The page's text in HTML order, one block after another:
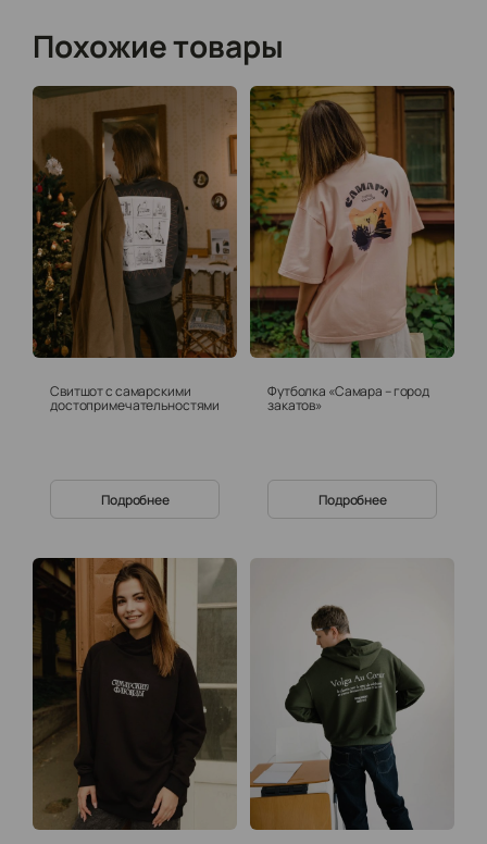
Похожие товары
Свитшот с самарскими
достопримечательностями
Подробнее
Футболка «Самара – город
закатов»
Подробнее